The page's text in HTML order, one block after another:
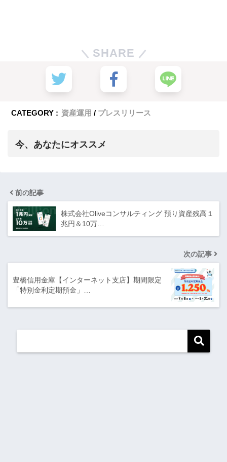
SHARE
CATEGORY : 資産運用 プレスリリース
今、あなたにオススメ
前の記事
株式会社Oliveコンサルティング 預り資産残高１
兆円＆10万…
次の記事
豊橋信用金庫【インターネット支店】期間限定
「特別金利定期預金」…